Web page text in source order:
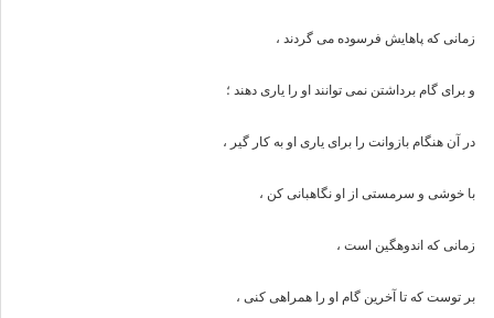
زمانی که پاهایش فرسوده می گردند ،
و برای گام برداشتن نمی توانند او را یاری دهند ؛
در آن هنگام بازوانت را برای یاری او به کار گیر ،
با خوشی و سرمستی از او نگاهبانی کن ،
زمانی که اندوهگین است ،
بر توست که تا آخرین گام او را همراهی کنی ،